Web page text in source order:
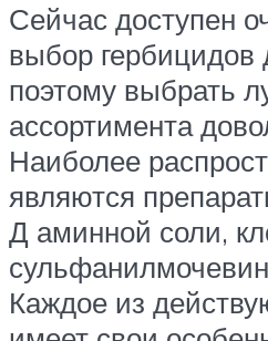
Сейчас доступен
выбор гербицидов
поэтому выбрать
ассортимента
Наиболее
являются
Д аминной соли,
Каждое из